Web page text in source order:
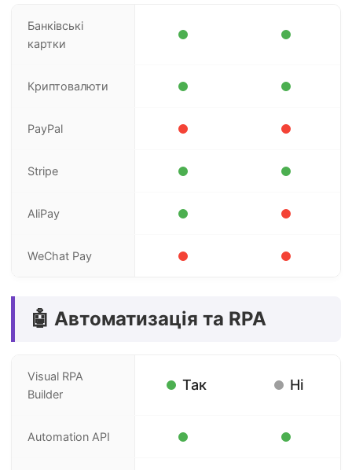
Банківські
картки
Криптовалюти
PayPal
Stripe
AliPay
WeChat Pay
🤖 Автоматизація та RPA
Visual RPA
Builder
Так Ні
Automation API